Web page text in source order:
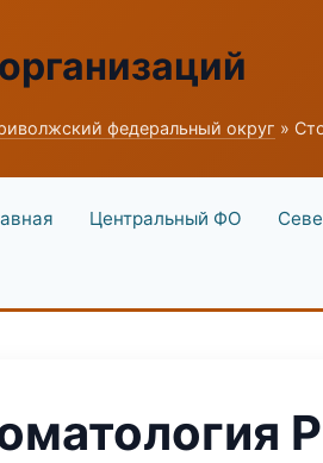
федеральный округ »
Центральный ФО